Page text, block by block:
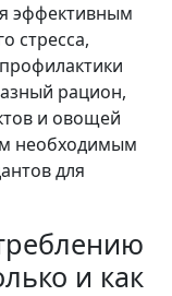
эффективным
стресса,
рацион,
и овощей
необходимым
для
и как